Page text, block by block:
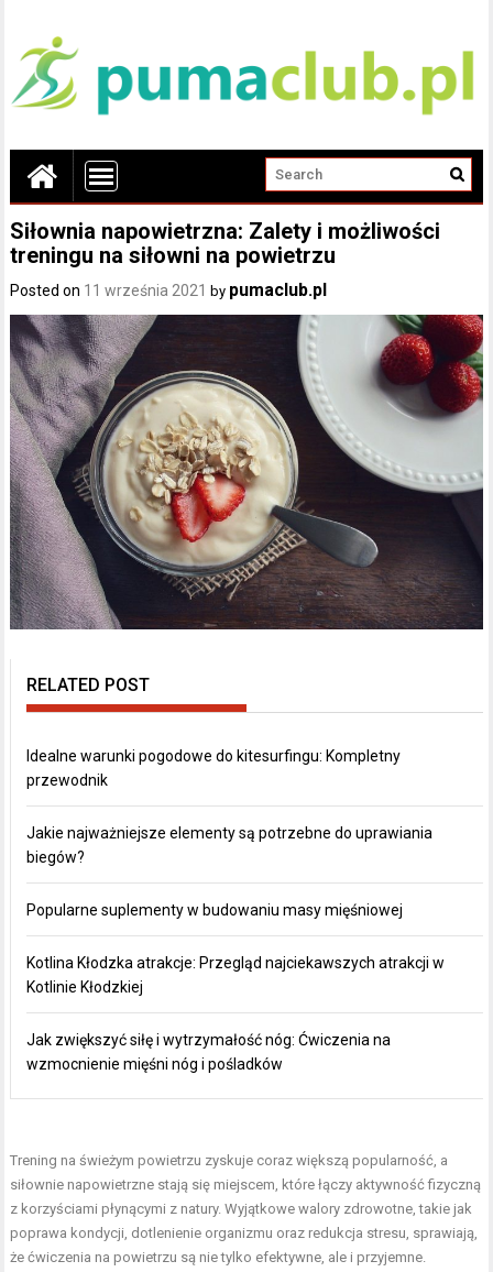
Siłownia napowietrzna: Zalety i możliwości
treningu na siłowni na powietrzu
Posted on 11 września 2021 by pumaclub.pl
RELATED POST
Idealne warunki pogodowe do kitesurfingu: Kompletny
przewodnik
Jakie najważniejsze elementy są potrzebne do uprawiania
biegów?
Popularne suplementy w budowaniu masy mięśniowej
Kotlina Kłodzka atrakcje: Przegląd najciekawszych atrakcji w
Kotlinie Kłodzkiej
Jak zwiększyć siłę i wytrzymałość nóg: Ćwiczenia na
wzmocnienie mięśni nóg i pośladków
Trening na świeżym powietrzu zyskuje coraz większą popularność, a
siłownie napowietrzne stają się miejscem, które łączy aktywność fizyczną
z korzyściami płynącymi z natury. Wyjątkowe walory zdrowotne, takie jak
poprawa kondycji, dotlenienie organizmu oraz redukcja stresu, sprawiają,
że ćwiczenia na powietrzu są nie tylko efektywne, ale i przyjemne.